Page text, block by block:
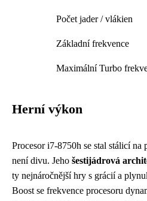
Počet jader / vlákien
Základní frekvence
Maximální Turbo
Herní výkon
Procesor i7-8750h se stal stálicí na
není divu. Jeho šestijádrová
ty nejnáročnější hry s grácií a
Boost se frekvence procesoru